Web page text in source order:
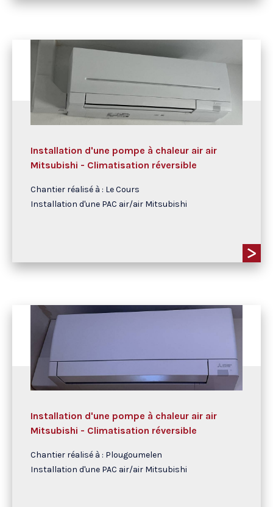
Installation d'une pompe à chaleur air air
Mitsubishi - Climatisation réversible
Chantier réalisé à : Le Cours
Installation d'une PAC air/air Mitsubishi
Installation d'une pompe à chaleur air air
Mitsubishi - Climatisation réversible
Chantier réalisé à : Plougoumelen
Installation d'une PAC air/air Mitsubishi